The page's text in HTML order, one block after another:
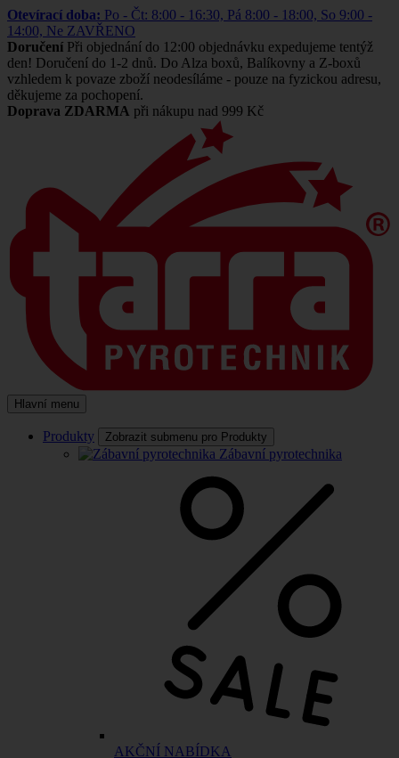
Otevírací doba: Po - Čt: 8:00 - 16:30, Pá 8:00 - 18:00, So 9:00 -
14:00, Ne ZAVŘENO
Doručení Při objednání do 12:00 objednávku expedujeme tentýž
den! Doručení do 1-2 dnů. Do Alza boxů, Balíkovny a Z-boxů
vzhledem k povaze zboží neodesíláme - pouze na fyzickou adresu,
děkujeme za pochopení.
Doprava ZDARMA při nákupu nad 999 Kč
Hlavní menu
Produkty Zobrazit submenu pro Produkty
Zábavní pyrotechnika
AKČNÍ NABÍDKA